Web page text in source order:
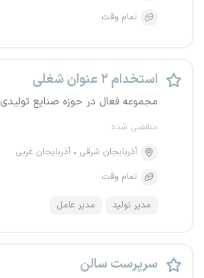
تمام وقت
استخدام ۲ عنوان شغلی
مجموعه فعال در حوزه صنایع تولیدی
منقضی شده
آذربایجان شرقی
آذربایجان غربی
تمام وقت
مدیر تولید مدیر عامل
سرپرست سالن